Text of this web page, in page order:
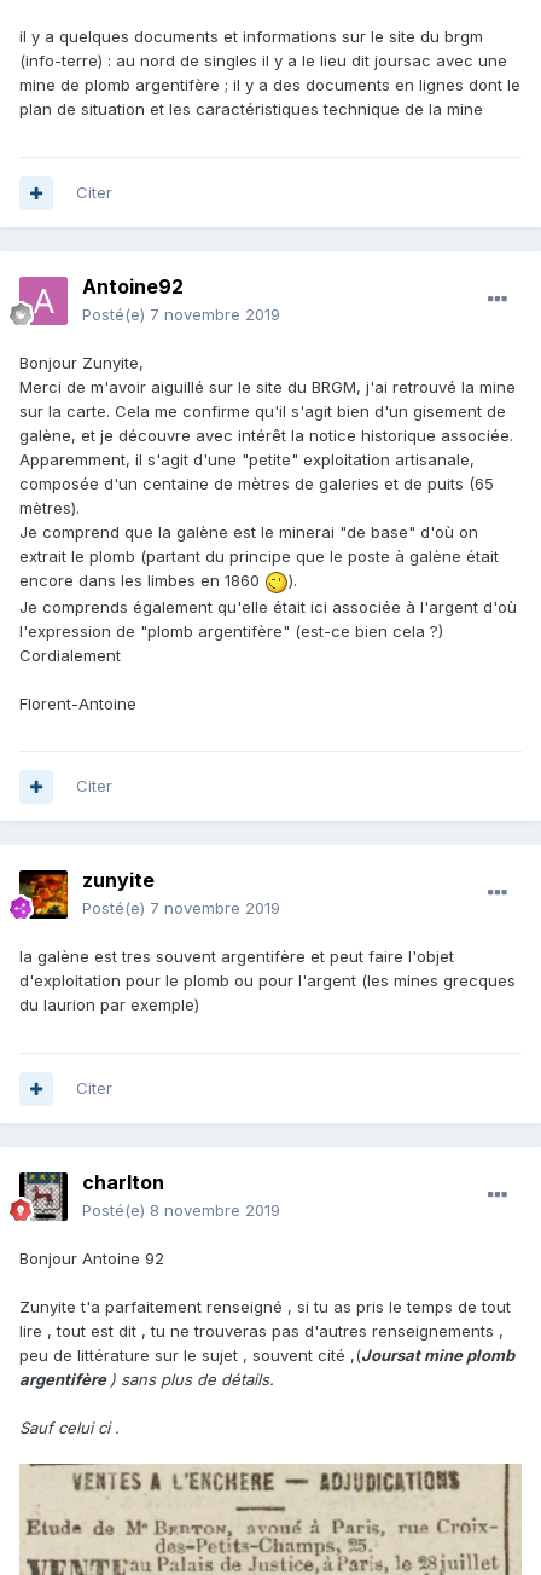
il y a quelques documents et informations sur le site du brgm
(info-terre) : au nord de singles il y a le lieu dit joursac avec une
mine de plomb argentifère ; il y a des documents en lignes dont le
plan de situation et les caractéristiques technique de la mine
Citer
Antoine92
Posté(e) 7 novembre 2019
Bonjour Zunyite,
Merci de m'avoir aiguillé sur le site du BRGM, j'ai retrouvé la mine
sur la carte. Cela me confirme qu'il s'agit bien d'un gisement de
galène, et je découvre avec intérêt la notice historique associée.
Apparemment, il s'agit d'une "petite" exploitation artisanale,
composée d'un centaine de mètres de galeries et de puits (65
mètres).
Je comprend que la galène est le minerai "de base" d'où on
extrait le plomb (partant du principe que le poste à galène était
encore dans les limbes en 1860
).
Je comprends également qu'elle était ici associée à l'argent d'où
l'expression de "plomb argentifère" (est-ce bien cela ?)
Cordialement
Florent-Antoine
Citer
zunyite
Posté(e) 7 novembre 2019
la galène est tres souvent argentifère et peut faire l'objet
d'exploitation pour le plomb ou pour l'argent (les mines grecques
du laurion par exemple)
Citer
charlton
Posté(e) 8 novembre 2019
Bonjour Antoine 92
Zunyite t'a parfaitement renseigné , si tu as pris le temps de tout
lire , tout est dit , tu ne trouveras pas d'autres renseignements ,
peu de littérature sur le sujet , souvent cité ,(Joursat mine plomb
argentifère) sans plus de détails.
Sauf celui ci .